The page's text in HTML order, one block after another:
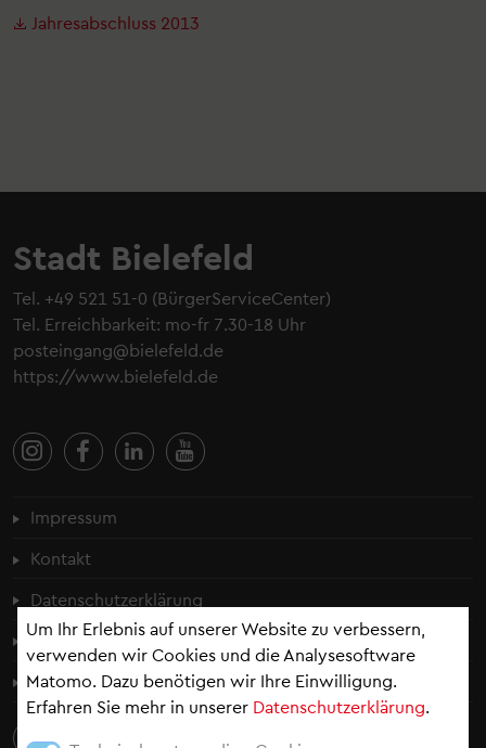
Um Ihr Erlebnis auf unserer Website zu verbessern,
verwenden wir Cookies und die Analysesoftware
Matomo. Dazu benötigen wir Ihre Einwilligung.
Erfahren Sie mehr in unserer Datenschutzerklärung.
Jahresabschluss 2013
Stadt Bielefeld
Tel. +49 521 51-0 (BürgerServiceCenter)
Tel. Erreichbarkeit: mo-fr 7.30-18 Uhr
posteingang@bielefeld.de
https://www.bielefeld.de
Fußzeilenmenü
Impressum
Kontakt
Datenschutzerklärung
Cookie-Einstellungen
Erklärung zur Barrierefreiheit